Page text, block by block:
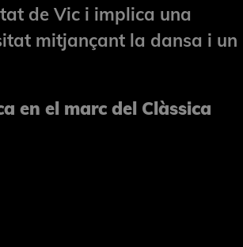
de Vic i implica una
mitjançant la dansa i un
en el marc del Clàssica